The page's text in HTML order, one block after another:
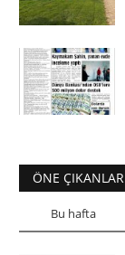
ÖNE ÇIKANLAR
Bu hafta